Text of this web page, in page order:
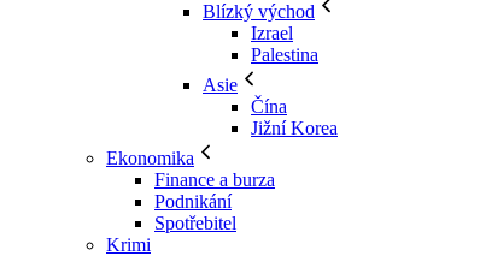
Blízký východ
Izrael
Palestina
Asie
Čína
Jižní Korea
Ekonomika
Finance a burza
Podnikání
Spotřebitel
Krimi